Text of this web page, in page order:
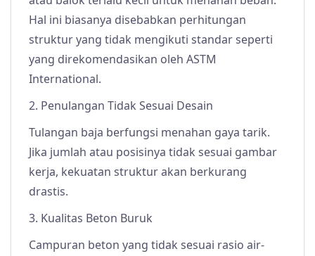
Hal ini biasanya disebabkan perhitungan
struktur yang tidak mengikuti standar seperti
yang direkomendasikan oleh ASTM
International.
2. Penulangan Tidak Sesuai Desain
Tulangan baja berfungsi menahan gaya tarik.
Jika jumlah atau posisinya tidak sesuai gambar
kerja, kekuatan struktur akan berkurang
drastis.
3. Kualitas Beton Buruk
Campuran beton yang tidak sesuai rasio air-